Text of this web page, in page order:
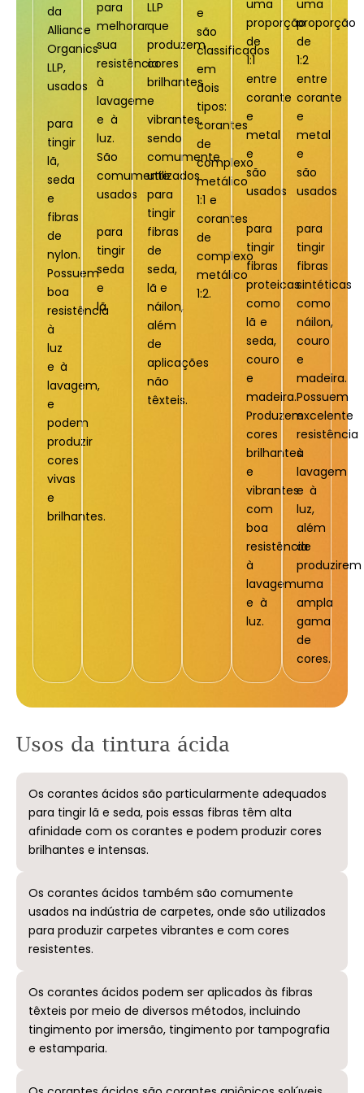
da
Alliance
Organics
LLP,
usados
para
tingir
lã,
seda
e
fibras
de
nylon.
Possuem
boa
resistência
à
luz
e à
lavagem,
e
podem
produzir
cores
vivas
e
brilhantes.
para
melhorar
sua
resistência
à
lavagem
e à
luz.
São
comumente
usados
para
tingir
seda
e
lã.
LLP
que
produzem
cores
brilhantes
e
vibrantes,
sendo
comumente
utilizados
para
tingir
fibras
de
seda,
lã e
náilon,
além
de
aplicações
não
têxteis.
e
são
classificados
em
dois
tipos:
corantes
de
complexo
metálico
1:1 e
corantes
de
complexo
metálico
1:2.
uma
proporção
de
1:1
entre
corante
e
metal
e
são
usados
para
tingir
fibras
proteicas
como
lã e
seda,
couro
e
madeira.
Produzem
cores
brilhantes
e
vibrantes
com
boa
resistência
à
lavagem
e à
luz.
uma
proporção
de
1:2
entre
corante
e
metal
e
são
usados
para
tingir
fibras
sintéticas
como
náilon,
couro
e
madeira.
Possuem
excelente
resistência
à
lavagem
e à
luz,
além
de
produzirem
uma
ampla
gama
de
cores.
Usos da tintura ácida
Os corantes ácidos são particularmente adequados
para tingir lã e seda, pois essas fibras têm alta
afinidade com os corantes e podem produzir cores
brilhantes e intensas.
Os corantes ácidos também são comumente
usados ​​na indústria de carpetes, onde são utilizados
para produzir carpetes vibrantes e com cores
resistentes.
Os corantes ácidos podem ser aplicados às fibras
têxteis por meio de diversos métodos, incluindo
tingimento por imersão, tingimento por tampografia
e estamparia.